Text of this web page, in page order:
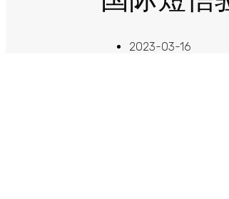
2023-03-16